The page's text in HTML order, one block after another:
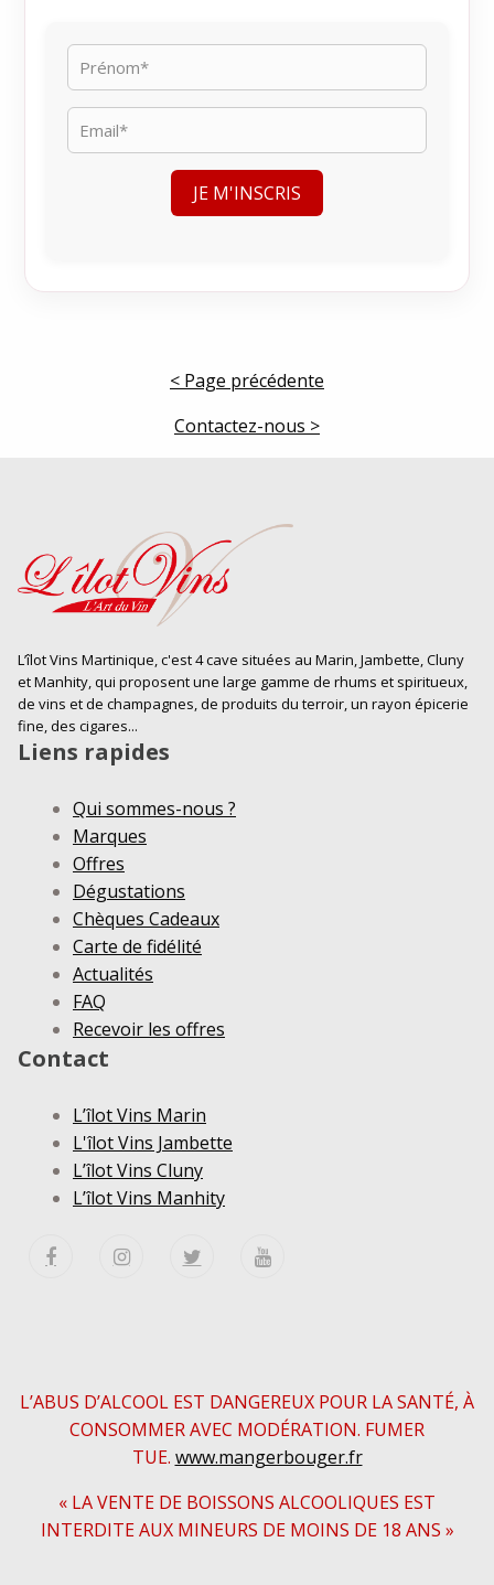
< Page précédente
Contactez-nous >
L’îlot Vins Martinique, c'est 4 cave situées au Marin, Jambette, Cluny
et Manhity, qui proposent une large gamme de rhums et spiritueux,
de vins et de champagnes, de produits du terroir, un rayon épicerie
fine, des cigares...
Liens rapides
Qui sommes-nous ?
Marques
Offres
Dégustations
Chèques Cadeaux
Carte de fidélité
Actualités
FAQ
Recevoir les offres
Contact
L’îlot Vins Marin
L'îlot Vins Jambette
L’îlot Vins Cluny
L’îlot Vins Manhity
L’ABUS D’ALCOOL EST DANGEREUX POUR LA SANTÉ, À
CONSOMMER AVEC MODÉRATION. FUMER
TUE. www.mangerbouger.fr
« LA VENTE DE BOISSONS ALCOOLIQUES EST
INTERDITE AUX MINEURS DE MOINS DE 18 ANS »